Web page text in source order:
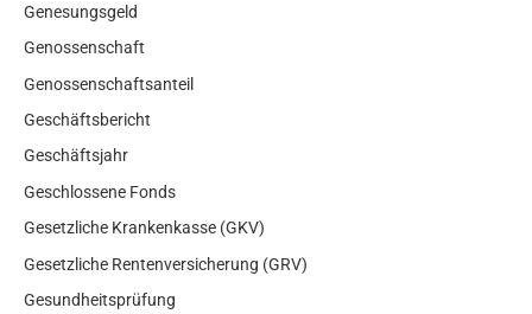
Genesungsgeld
Genossenschaft
Genossenschaftsanteil
Geschäftsbericht
Geschäftsjahr
Geschlossene Fonds
Gesetzliche Krankenkasse (GKV)
Gesetzliche Rentenversicherung (GRV)
Gesundheitsprüfung